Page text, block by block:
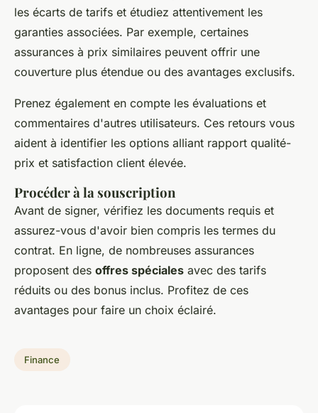
les écarts de tarifs et étudiez attentivement les
garanties associées. Par exemple, certaines
assurances à prix similaires peuvent offrir une
couverture plus étendue ou des avantages exclusifs.
Prenez également en compte les évaluations et
commentaires d'autres utilisateurs. Ces retours vous
aident à identifier les options alliant rapport qualité-
prix et satisfaction client élevée.
Procéder à la souscription
Avant de signer, vérifiez les documents requis et
assurez-vous d'avoir bien compris les termes du
contrat. En ligne, de nombreuses assurances
proposent des offres spéciales avec des tarifs
réduits ou des bonus inclus. Profitez de ces
avantages pour faire un choix éclairé.
Finance